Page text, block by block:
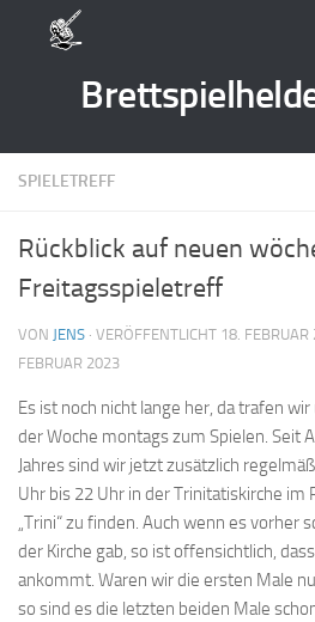
Zum Inhalt springen
SPIELETREFF
Rückblick auf neuen
Freitagsspieletreff
VON JENS · VERÖFFENTLICHT 18. FEBRUAR
FEBRUAR 2023
Es ist noch nicht lange her, da trafen
der Woche montags zum Spielen. Seit
Jahres sind wir jetzt zusätzlich
Uhr bis 22 Uhr in der Trinitatiskirche im
„Trini“ zu finden. Auch wenn es vorher
der Kirche gab, so ist offensichtlich,
ankommt. Waren wir die ersten Male
so sind es die letzten beiden Male